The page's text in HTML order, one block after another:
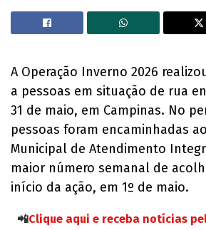
A Operação Inverno 2026
a pessoas em situação de rua
31 de maio, em Campinas. No
pessoas foram encaminhadas
Municipal de Atendimento
maior número semanal de
início da ação, em 1º de maio.
📲Clique aqui e receba notícias